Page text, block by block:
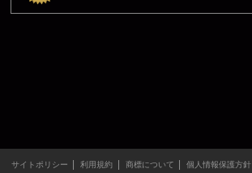
サイトポリシー 利用規約 商標について 個人情報保護方針